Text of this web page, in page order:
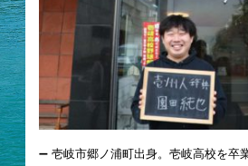
➖ 壱岐市郷ノ浦町出身。壱岐高校を卒